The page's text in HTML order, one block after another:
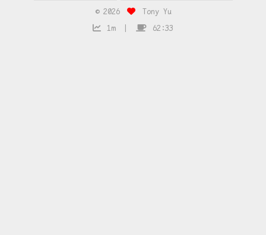
© 2026
Tony Yu
1m
62:33